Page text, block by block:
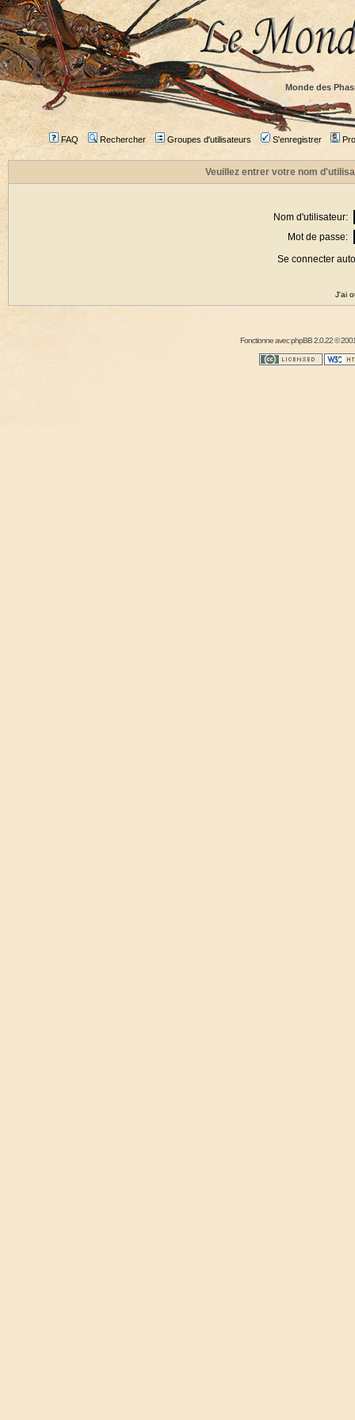
Monde des
FAQ Rechercher Groupes d'utilisateurs S'enregistrer
Veuillez entrer votre nom
Nom d'utilisateur:
Mot de passe:
Se connecter
J'ai
Fonctionne avecphpBB2.0.22 ©